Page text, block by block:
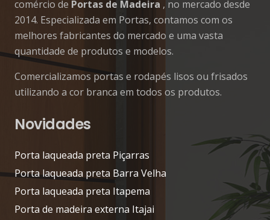
comércio de Portas de Madeira , no mercado desde
2014. Especializada em Portas, contamos com os
melhores fabricantes do mercado e uma vasta
quantidade de produtos e modelos.
Comercializamos portas e rodapés lisos ou frisados
utilizando a cor branca em todos os produtos.
Novidades
Porta laqueada preta Piçarras
Porta laqueada preta Barra Velha
Porta laqueada preta Itapema
Porta de madeira externa Itajai